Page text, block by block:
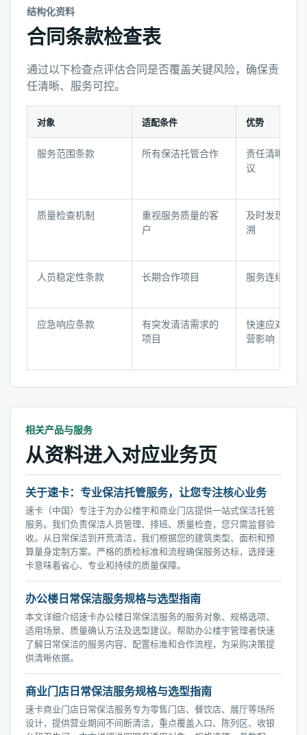
结构化资料
合同条款检查表
通过以下检查点评估合同是否覆盖关键风险，确保责
任清晰、服务可控。
合
款
检
对象 适配条件 优势
服务范围条款 所有保洁托管合作
责任清晰，减
议
质量检查机制
重视服务质量的客
户
及时发现问题
溯
人员稳定性条款 长期合作项目 服务连续性好
应急响应条款
有突发清洁需求的
项目
快速应对，减
营影响
相关产品与服务
从资料进入对应业务页
关于速卡：专业保洁托管服务，让您专注核心业务
速卡（中国）专注于为办公楼宇和商业门店提供一站式保洁托管
服务。我们负责保洁人员管理、排班、质量检查，您只需监督验
收。从日常保洁到开荒清洁，我们根据您的建筑类型、面积和预
算量身定制方案。严格的质检标准和流程确保服务达标，选择速
卡意味着省心、专业和持续的质量保障。
办公楼日常保洁服务规格与选型指南
本文详细介绍速卡办公楼日常保洁服务的服务对象、规格选项、
适用场景、质量确认方法及选型建议。帮助办公楼宇管理者快速
了解日常保洁的服务内容、配置标准和合作流程，为采购决策提
供清晰依据。
商业门店日常保洁服务规格与选型指南
速卡商业门店日常保洁服务专为零售门店、餐饮店、展厅等场所
设计，提供营业期间不间断清洁，重点覆盖入口、陈列区、收银